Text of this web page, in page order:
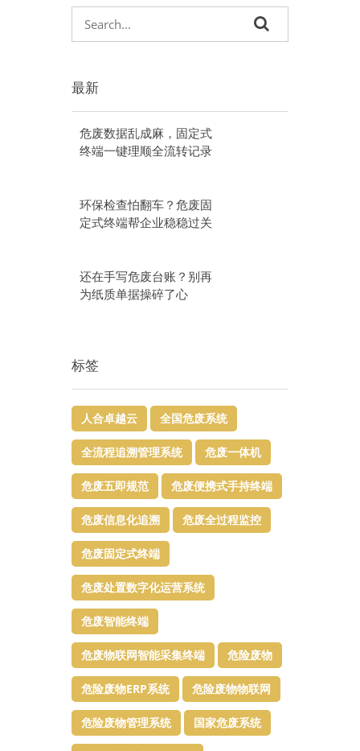
最新
危废数据乱成麻，固定式
终端一键理顺全流转记录
环保检查怕翻车？危废固
定式终端帮企业稳稳过关
还在手写危废台账？别再
为纸质单据操碎了心
标签
人合卓越云 全国危废系统
全流程追溯管理系统 危废一体机
危废五即规范 危废便携式手持终端
危废信息化追溯 危废全过程监控
危废固定式终端
危废处置数字化运营系统
危废智能终端
危废物联网智能采集终端 危险废物
危险废物ERP系统 危险废物物联网
危险废物管理系统 国家危废系统